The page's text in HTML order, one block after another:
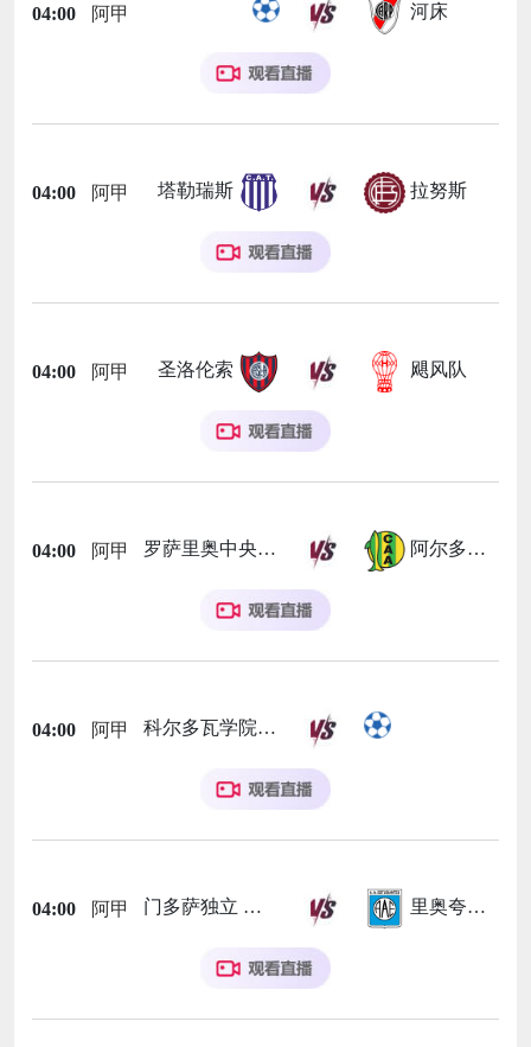
04:00 阿甲 河床
04:00 阿甲 塔勒瑞斯 拉努斯
04:00 阿甲 圣洛伦索 飓风队
04:00 阿甲 罗萨里奥中央 阿尔多斯维
04:00 阿甲 科尔多瓦学院
04:00 阿甲 门多萨独立 里奥夸尔托学生队